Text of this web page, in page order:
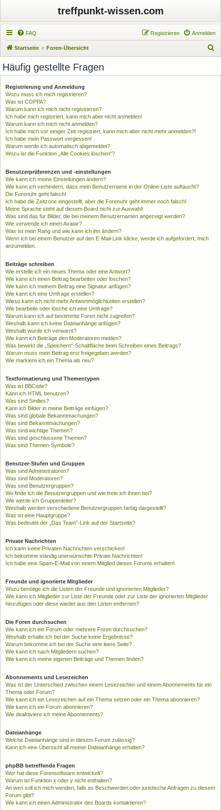
treffpunkt-wissen.com
FAQ Anmelden
Registrieren
Startseite Foren-Übersicht
Häufig gestellte Fragen
Registrierung und Anmeldung
Wozu muss ich mich registrieren?
Was ist COPPA?
Warum kann ich mich nicht registrieren?
Ich habe mich registriert, kann mich aber nicht anmelden!
Warum kann ich mich nicht anmelden?
Ich habe mich vor einiger Zeit registriert, kann mich aber nicht mehr anmelden?!
Ich habe mein Passwort vergessen!
Warum werde ich automatisch abgemeldet?
Wozu ist die Funktion „Alle Cookies löschen“?
Benutzerpräferenzen und -einstellungen
Wie kann ich meine Einstellungen ändern?
Wie kann ich verhindern, dass mein Benutzername in der Online-Liste auftaucht?
Die Forenuhr geht falsch!
Ich habe die Zeitzone eingestellt, aber die Forenuhr geht immer noch falsch!
Meine Sprache steht auf diesem Board nicht zur Auswahl!
Was sind das für Bilder, die bei meinem Benutzernamen angezeigt werden?
Wie verwende ich einen Avatar?
Was ist mein Rang und wie kann ich ihn ändern?
Wenn ich bei einem Benutzer auf den E-Mail-Link klicke, werde ich aufgefordert, mich
anzumelden.
Beiträge schreiben
Wie erstelle ich ein neues Thema oder eine Antwort?
Wie kann ich einen Beitrag bearbeiten oder löschen?
Wie kann ich meinem Beitrag eine Signatur anfügen?
Wie kann ich eine Umfrage erstellen?
Wieso kann ich nicht mehr Antwortmöglichkeiten erstellen?
Wie bearbeite oder lösche ich eine Umfrage?
Warum kann ich auf bestimmte Foren nicht zugreifen?
Weshalb kann ich keine Dateianhänge anfügen?
Weshalb wurde ich verwarnt?
Wie kann ich Beiträge den Moderatoren melden?
Was bewirkt die „Speichern“-Schaltfläche beim Schreiben eines Beitrags?
Warum muss mein Beitrag erst freigegeben werden?
Wie markiere ich ein Thema als neu?
Textformatierung und Thementypen
Was ist BBCode?
Kann ich HTML benutzen?
Was sind Smilies?
Kann ich Bilder in meine Beiträge einfügen?
Was sind globale Bekanntmachungen?
Was sind Bekanntmachungen?
Was sind wichtige Themen?
Was sind geschlossene Themen?
Was sind Themen-Symbole?
Benutzer-Stufen und Gruppen
Was sind Administratoren?
Was sind Moderatoren?
Was sind Benutzergruppen?
Wo finde ich die Benutzergruppen und wie trete ich ihnen bei?
Wie werde ich Gruppenleiter?
Weshalb werden verschiedene Benutzergruppen farbig dargestellt?
Was ist eine Hauptgruppe?
Was bedeutet der „Das Team“-Link auf der Startseite?
Private Nachrichten
Ich kann keine Privaten Nachrichten verschicken!
Ich bekomme ständig unerwünschte Private Nachrichten!
Ich habe eine Spam-E-Mail von einem Mitglied dieses Forums erhalten!
Freunde und ignorierte Mitglieder
Wozu benötige ich die Listen der Freunde und ignorierten Mitglieder?
Wie kann ich Mitglieder zur Liste der Freunde oder zur Liste der ignorierten Mitglieder
hinzufügen oder diese wieder aus den Listen entfernen?
Die Foren durchsuchen
Wie kann ich ein Forum oder mehrere Foren durchsuchen?
Weshalb erhalte ich bei der Suche keine Ergebnisse?
Warum bekomme ich bei der Suche eine leere Seite?
Wie kann ich nach Mitgliedern suchen?
Wie kann ich meine eigenen Beiträge und Themen finden?
Abonnements und Lesezeichen
Was ist der Unterschied zwischen einem Lesezeichen und einem Abonnements für ein
Thema oder Forum?
Wie kann ich ein Lesezeichen auf ein Thema setzen oder ein Thema abonnieren?
Wie kann ich ein Forum abonnieren?
Wie deaktiviere ich meine Abonnements?
Dateianhänge
Welche Dateianhänge sind in diesem Forum zulässig?
Kann ich eine Übersicht all meiner Dateianhänge erhalten?
phpBB betreffende Fragen
Wer hat diese Forensoftware entwickelt?
Warum ist Funktion x oder y nicht enthalten?
An wen soll ich mich wenden, falls es Beschwerden oder juristische Anfragen zu diesem
Forum gibt?
Wie kann ich einen Administrator des Boards kontaktieren?